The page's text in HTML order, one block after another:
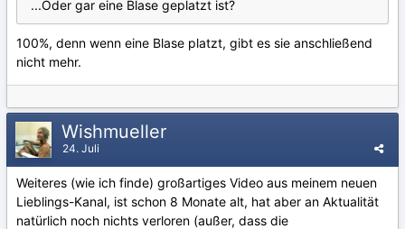
...Oder gar eine Blase geplatzt ist?
100%, denn wenn eine Blase platzt, gibt es sie anschließend
nicht mehr.
Wishmueller
24. Juli
Weiteres (wie ich finde) großartiges Video aus meinem neuen
Lieblings-Kanal, ist schon 8 Monate alt, hat aber an Aktualität
natürlich noch nichts verloren (außer, dass die